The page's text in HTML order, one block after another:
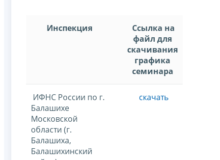
Инспекция
Ссылка на
файл для
скачивания
графика
семинара
ИФНС России по г.
Балашихе
Московской
области (г.
Балашиха,
Балашихинский
скачать